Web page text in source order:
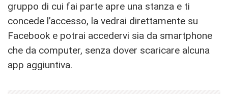
gruppo di cui fai parte apre una stanza e ti
concede l’accesso, la vedrai direttamente su
Facebook e potrai accedervi sia da smartphone
che da computer, senza dover scaricare alcuna
app aggiuntiva.